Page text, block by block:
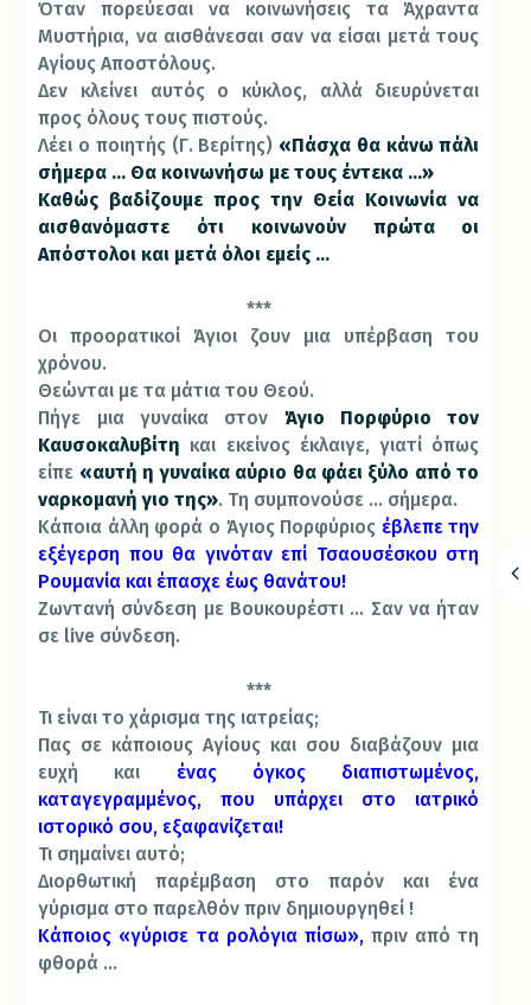
Όταν πορεύεσαι να κοινωνήσεις τα Άχραντα
Μυστήρια, να αισθάνεσαι σαν να είσαι μετά τους
Αγίους Αποστόλους.
Δεν κλείνει αυτός ο κύκλος, αλλά διευρύνεται
προς όλους τους πιστούς.
Λέει ο ποιητής (Γ. Βερίτης) «Πάσχα θα κάνω πάλι
σήμερα … Θα κοινωνήσω με τους έντεκα …»
Καθώς βαδίζουμε προς την Θεία Κοινωνία να
αισθανόμαστε ότι κοινωνούν πρώτα οι
Απόστολοι και μετά όλοι εμείς …
***
Οι προορατικοί Άγιοι ζουν μια υπέρβαση του
χρόνου.
Θεώνται με τα μάτια του Θεού.
Πήγε μια γυναίκα στον Άγιο Πορφύριο τον
Καυσοκαλυβίτη και εκείνος έκλαιγε, γιατί όπως
είπε «αυτή η γυναίκα αύριο θα φάει ξύλο από το
ναρκομανή γιο της». Τη συμπονούσε … σήμερα.
Κάποια άλλη φορά ο Άγιος Πορφύριος έβλεπε την
εξέγερση που θα γινόταν επί Τσαουσέσκου στη
Ρουμανία και έπασχε έως θανάτου!
Ζωντανή σύνδεση με Βουκουρέστι … Σαν να ήταν
σε live σύνδεση.
***
Τι είναι το χάρισμα της ιατρείας;
Πας σε κάποιους Αγίους και σου διαβάζουν μια
ευχή και ένας όγκος διαπιστωμένος,
καταγεγραμμένος, που υπάρχει στο ιατρικό
ιστορικό σου, εξαφανίζεται!
Τι σημαίνει αυτό;
Διορθωτική παρέμβαση στο παρόν και ένα
γύρισμα στο παρελθόν πριν δημιουργηθεί !
Κάποιος «γύρισε τα ρολόγια πίσω», πριν από τη
φθορά …